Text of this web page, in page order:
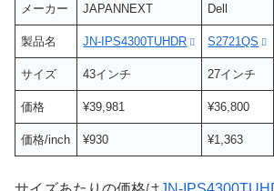
メーカー JAPANNEXT Dell
製品名 JN-IPS4300TUHDR S2721QS
サイズ 43インチ 27インチ
価格 ¥39,981 ¥36,800
価格/inch ¥930 ¥1,363